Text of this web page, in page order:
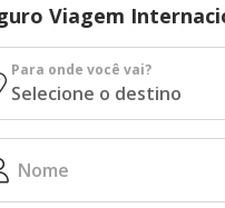
Viagem
Para onde você vai?